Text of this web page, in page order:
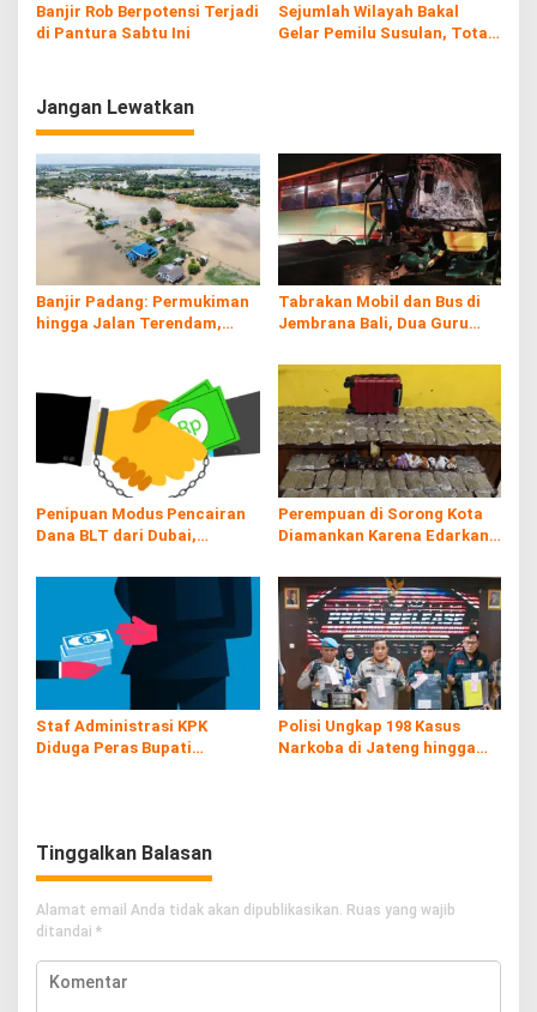
i
o
s
Banjir Rob Berpotensi Terjadi
di Pantura Sabtu Ini
Sejumlah Wilayah Bakal
Gelar Pemilu Susulan, Total
Jangan Lewatkan
Banjir Padang: Permukiman
hingga Jalan Terendam,
Tabrakan Mobil dan Bus di
Jembrana Bali, Dua Guru
Penipuan Modus Pencairan
Dana BLT dari Dubai,
Perempuan di Sorong Kota
Diamankan Karena Edarkan
Staf Administrasi KPK
Diduga Peras Bupati
Polisi Ungkap 198 Kasus
Narkoba di Jateng hingga
Tinggalkan Balasan
Alamat email Anda tidak akan dipublikasikan. Ruas yang wajib
ditandai *